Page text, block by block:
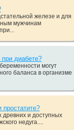
железе и для
мужчинам
диабете?
могут
баланса в организме
древних и доступных
недуга....